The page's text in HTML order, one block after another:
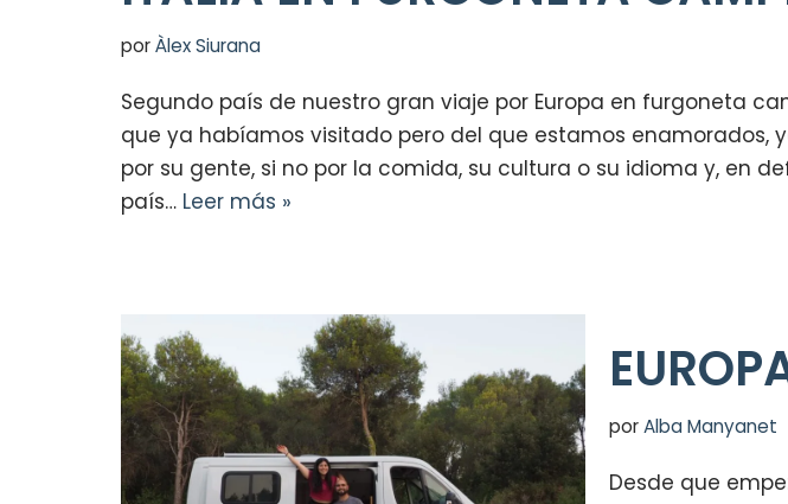
porÀlex Siurana
Segundo país de nuestro gran viaje por Europa en furgoneta
que ya habíamos visitado pero del que estamos enamorados,
por su gente, si no por la comida, su cultura o su idioma y, en
país… Leer más »
porAlba Manyanet
Desde que